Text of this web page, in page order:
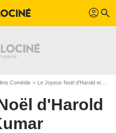
profil search
Comédie Le Joyeux Noël d'Harold et Kumar
d'Harold